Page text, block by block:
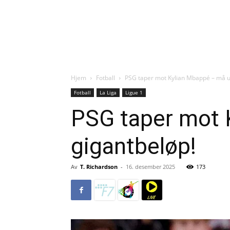
Hjem Fotball PSG taper mot Kylian Mbappé – må
Fotball La Liga Ligue 1
PSG taper mot
gigantbeløp!
Av T. Richardson - 16. desember 2025 173